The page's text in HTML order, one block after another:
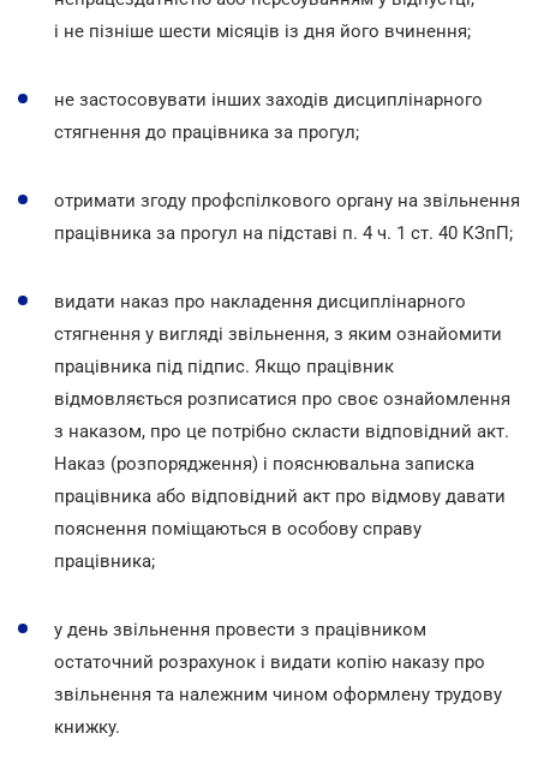
і не пізніше шести місяців із дня його вчинення;
не застосовувати інших заходів дисциплінарного
стягнення до працівника за прогул;
отримати згоду профспілкового органу на звільнення
працівника за прогул на підставі п. 4 ч. 1 ст. 40 КЗпП;
видати наказ про накладення дисциплінарного
стягнення у вигляді звільнення, з яким ознайомити
працівника під підпис. Якщо працівник
відмовляється розписатися про своє ознайомлення
з наказом, про це потрібно скласти відповідний акт.
Наказ (розпорядження) і пояснювальна записка
працівника або відповідний акт про відмову давати
пояснення поміщаються в особову справу
працівника;
у день звільнення провести з працівником
остаточний розрахунок і видати копію наказу про
звільнення та належним чином оформлену трудову
книжку.